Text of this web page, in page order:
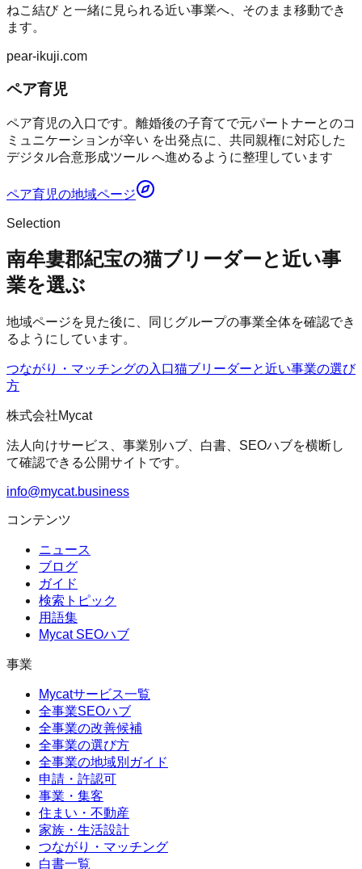
ねこ結びと一緒に見られる近い事業へ、そのまま移動でき
ます。
pear-ikuji.com
ペア育児
ペア育児の入口です。離婚後の子育てで元パートナーとのコ
ミュニケーションが辛い を出発点に、共同親権に対応した
デジタル合意形成ツール へ進めるように整理しています
ペア育児の地域ページ
Selection
南牟婁郡紀宝の猫ブリーダーと近い事
業を選ぶ
地域ページを見た後に、同じグループの事業全体を確認でき
るようにしています。
つながり・マッチングの入口猫ブリーダーと近い事業の選び
方
株式会社Mycat
法人向けサービス、事業別ハブ、白書、SEOハブを横断し
て確認できる公開サイトです。
info@mycat.business
コンテンツ
ニュース
ブログ
ガイド
検索トピック
用語集
Mycat SEOハブ
事業
Mycatサービス一覧
全事業SEOハブ
全事業の改善候補
全事業の選び方
全事業の地域別ガイド
申請・許認可
事業・集客
住まい・不動産
家族・生活設計
つながり・マッチング
白書一覧